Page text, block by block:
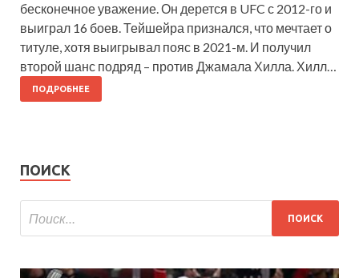
бесконечное уважение. Он дерется в UFC с 2012-го и
выиграл 16 боев. Тейшейра признался, что мечтает о
титуле, хотя выигрывал пояс в 2021-м. И получил
второй шанс подряд – против Джамала Хилла. Хилл…
ПОДРОБНЕЕ
ПОИСК